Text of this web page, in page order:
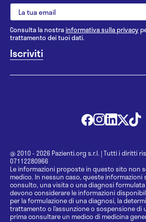
Consulta la nostrainformativa sulla privacy
trattamento dei tuoi dati.
@ 2010 - 2026 Pazienti.org s.r.l. | Tutti i diritti
07112280966
Le informazioni proposte in questo sito non
medico. In nessun caso, queste
consulto, una visita o una diagnosi formulata
devono considerare le informazioni
per la formulazione di una diagnosi, la
trattamento o l’assunzione o sospensione di
prima consultare un medico di medicina